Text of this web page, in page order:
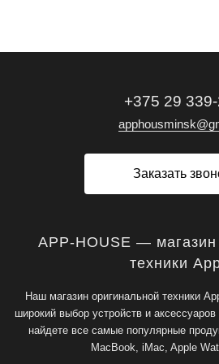
+375 29
Заказать
APP-HOUSE — магазин
техники
Наш магазин оригинальной техники
широкий выбор устройств и
найдете все самые популярные
MacBook, iMac, Apple